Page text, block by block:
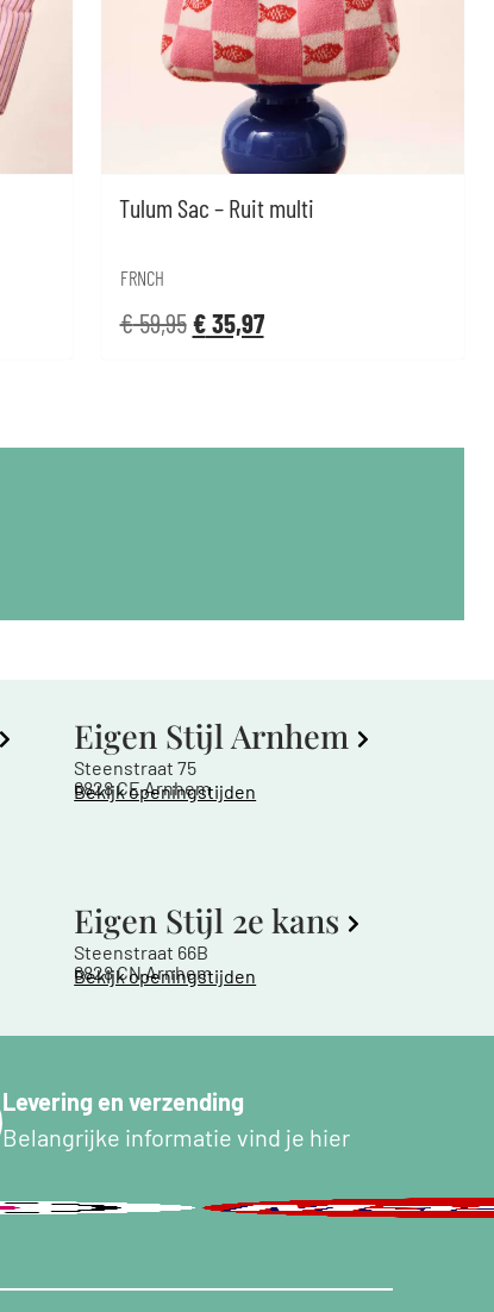
Tulum Sac – Ruit multi
FRNCH
€59,95€35,97
Eigen Stijl Arnhem
Steenstraat 75
6828 CE Arnhem
Bekijk openingstijden
Eigen Stijl 2e kans
Steenstraat 66B
6828 CN Arnhem
Bekijk openingstijden
Levering en verzending
Belangrijke informatie vind je hier